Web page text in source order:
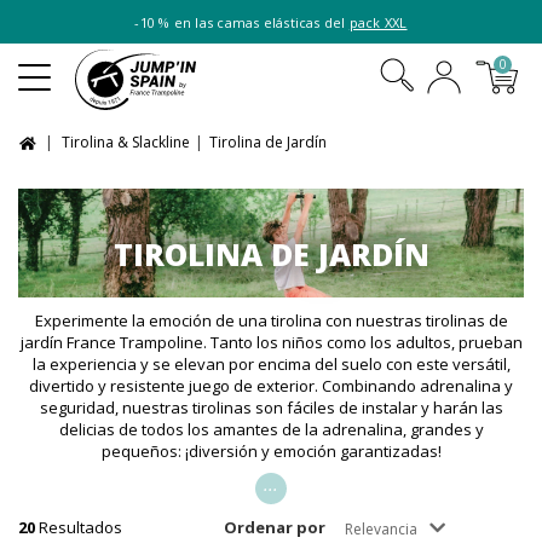
-10 % en las camas elásticas del pack XXL
0
Tirolina & Slackline Tirolina de Jardín
TIROLINA DE JARDÍN
Experimente la emoción de una tirolina con nuestras tirolinas de
jardín France Trampoline. Tanto los niños como los adultos, prueban
la experiencia y se elevan por encima del suelo con este versátil,
divertido y resistente juego de exterior. Combinando adrenalina y
seguridad, nuestras tirolinas son fáciles de instalar y harán las
delicias de todos los amantes de la adrenalina, grandes y
pequeños: ¡diversión y emoción garantizadas!
...
20Resultados Ordenar por Relevancia